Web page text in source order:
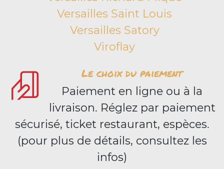
Versailles Saint Louis
Versailles Satory
Viroflay
Le choix du paiement
Paiement en ligne ou à la
livraison. Réglez par paiement
sécurisé, ticket restaurant, espèces.
(pour plus de détails, consultez les
infos)